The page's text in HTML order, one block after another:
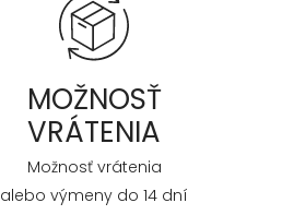
MOŽNOSŤ
VRÁTENIA
Možnosť vrátenia
alebo výmeny do 14 dní